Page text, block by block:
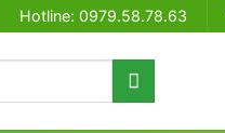
Hotline: 0979.58.78.63